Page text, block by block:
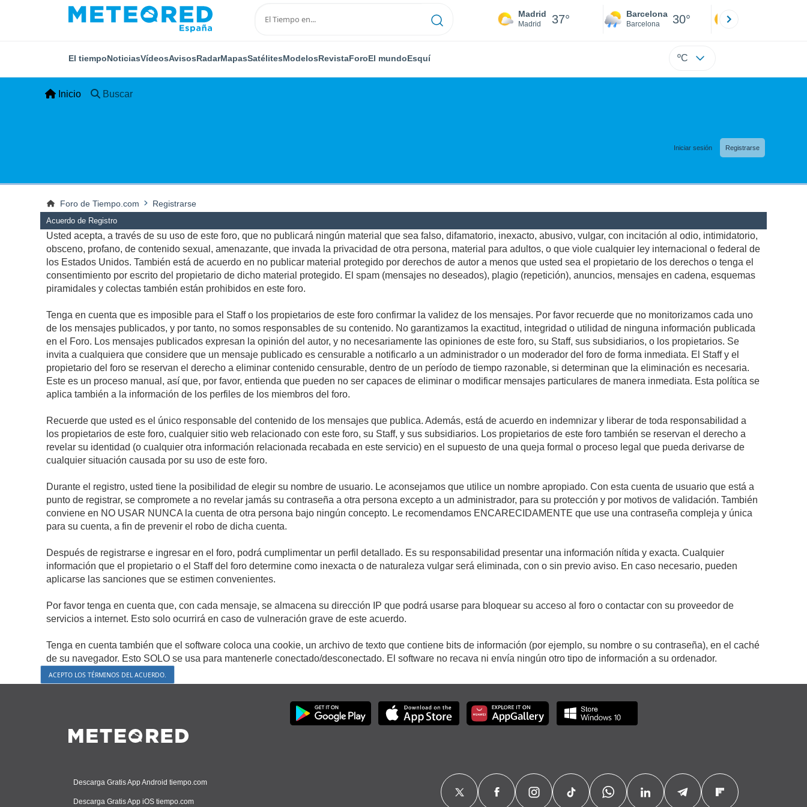
Madrid
Madrid 37° Barcelona
Barcelona 30°
El tiempoNoticiasVídeosAvisosRadarMapasSatélitesModelosRevistaForoEl mundoEsquí ºC
Inicio Buscar
Iniciar sesión Registrarse
Foro de Tiempo.com Registrarse
Acuerdo de Registro
Usted acepta, a través de su uso de este foro, que no publicará ningún material que sea falso, difamatorio, inexacto, abusivo, vulgar, con incitación al odio, intimidatorio,
obsceno, profano, de contenido sexual, amenazante, que invada la privacidad de otra persona, material para adultos, o que viole cualquier ley internacional o federal de
los Estados Unidos. También está de acuerdo en no publicar material protegido por derechos de autor a menos que usted sea el propietario de los derechos o tenga el
consentimiento por escrito del propietario de dicho material protegido. El spam (mensajes no deseados), plagio (repetición), anuncios, mensajes en cadena, esquemas
piramidales y colectas también están prohibidos en este foro.
Tenga en cuenta que es imposible para el Staff o los propietarios de este foro confirmar la validez de los mensajes. Por favor recuerde que no monitorizamos cada uno
de los mensajes publicados, y por tanto, no somos responsables de su contenido. No garantizamos la exactitud, integridad o utilidad de ninguna información publicada
en el Foro. Los mensajes publicados expresan la opinión del autor, y no necesariamente las opiniones de este foro, su Staff, sus subsidiarios, o los propietarios. Se
invita a cualquiera que considere que un mensaje publicado es censurable a notificarlo a un administrador o un moderador del foro de forma inmediata. El Staff y el
propietario del foro se reservan el derecho a eliminar contenido censurable, dentro de un período de tiempo razonable, si determinan que la eliminación es necesaria.
Este es un proceso manual, así que, por favor, entienda que pueden no ser capaces de eliminar o modificar mensajes particulares de manera inmediata. Esta política se
aplica también a la información de los perfiles de los miembros del foro.
Recuerde que usted es el único responsable del contenido de los mensajes que publica. Además, está de acuerdo en indemnizar y liberar de toda responsabilidad a
los propietarios de este foro, cualquier sitio web relacionado con este foro, su Staff, y sus subsidiarios. Los propietarios de este foro también se reservan el derecho a
revelar su identidad (o cualquier otra información relacionada recabada en este servicio) en el supuesto de una queja formal o proceso legal que pueda derivarse de
cualquier situación causada por su uso de este foro.
Durante el registro, usted tiene la posibilidad de elegir su nombre de usuario. Le aconsejamos que utilice un nombre apropiado. Con esta cuenta de usuario que está a
punto de registrar, se compromete a no revelar jamás su contraseña a otra persona excepto a un administrador, para su protección y por motivos de validación. También
conviene en NO USAR NUNCA la cuenta de otra persona bajo ningún concepto. Le recomendamos ENCARECIDAMENTE que use una contraseña compleja y única
para su cuenta, a fin de prevenir el robo de dicha cuenta.
Después de registrarse e ingresar en el foro, podrá cumplimentar un perfil detallado. Es su responsabilidad presentar una información nítida y exacta. Cualquier
información que el propietario o el Staff del foro determine como inexacta o de naturaleza vulgar será eliminada, con o sin previo aviso. En caso necesario, pueden
aplicarse las sanciones que se estimen convenientes.
Por favor tenga en cuenta que, con cada mensaje, se almacena su dirección IP que podrá usarse para bloquear su acceso al foro o contactar con su proveedor de
servicios a internet. Esto solo ocurrirá en caso de vulneración grave de este acuerdo.
Tenga en cuenta también que el software coloca una cookie, un archivo de texto que contiene bits de información (por ejemplo, su nombre o su contraseña), en el caché
de su navegador. Esto SOLO se usa para mantenerle conectado/desconectado. El software no recava ni envía ningún otro tipo de información a su ordenador.
Descarga Gratis App Android tiempo.com
Descarga Gratis App iOS tiempo.com